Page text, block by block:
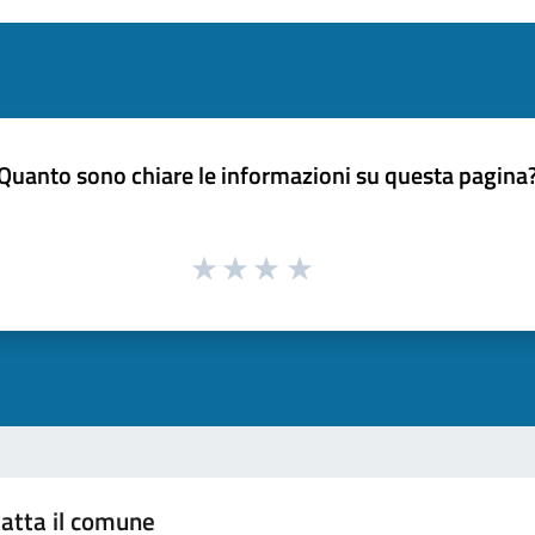
sono chiare le informazioni su questa
il comune